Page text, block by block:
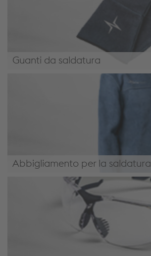
Guanti da saldatura
Abbigliamento per la saldatura
Abbigliamento per la saldatura